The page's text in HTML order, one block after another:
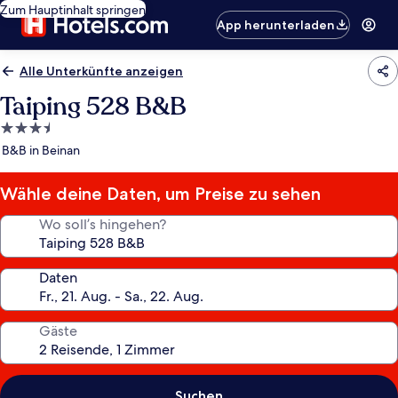
Zum Hauptinhalt springen
App herunterladen
Alle Unterkünfte anzeigen
Taiping 528 B&B
3.5-
Sterne-
B&B in Beinan
Wähle deine Daten, um Preise zu sehen
Wo soll’s hingehen?
Daten
Gäste